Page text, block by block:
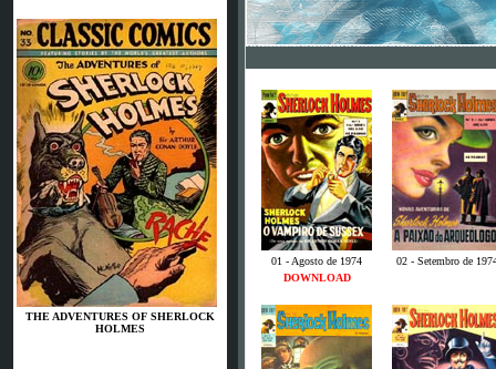
THE ADVENTURES OF SHERLOCK
HOLMES
01 - Agosto de 1974
02 - Setembro de
DOWNLOAD